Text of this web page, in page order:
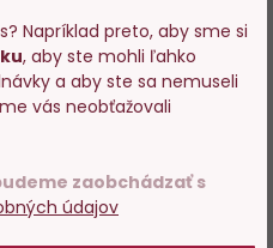
ZOBRAZIT
Napríklad preto, aby sme si
, aby ste mohli ľahko
a aby ste sa nemuseli
vás neobťažovali
zaobchádzať s
údajov
na stránky s
Prosím
už bolo 18